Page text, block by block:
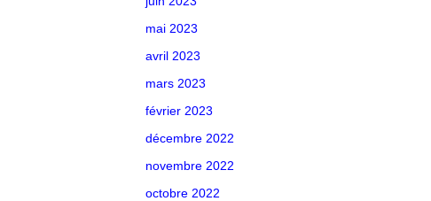
mai 2023
avril 2023
mars 2023
février 2023
décembre 2022
novembre 2022
octobre 2022